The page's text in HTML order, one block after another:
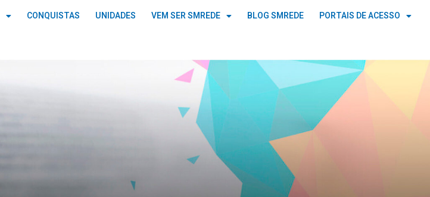
CONQUISTAS UNIDADES VEM SER SMREDE BLOG SMREDE PORTAIS DE ACESSO